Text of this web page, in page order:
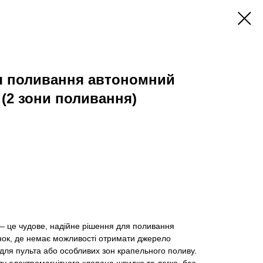
поливання автономний
зони поливання)
це чудове, надійне рішення для поливання
де немає можливості отримати джерело
пульта або особливих зон крапельного поливу.